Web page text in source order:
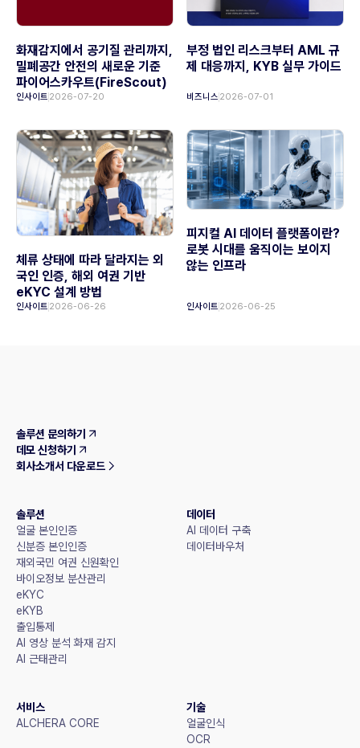
화재감지에서 공기질 관리까지,
밀폐공간 안전의 새로운 기준
파이어스카우트(FireScout)
인사이트 2026-07-20
부정 법인 리스크부터 AML 규
제 대응까지, KYB 실무 가이드
비즈니스 2026-07-01
체류 상태에 따라 달라지는 외
국인 인증, 해외 여권 기반
eKYC 설계 방법
인사이트 2026-06-26
피지컬 AI 데이터 플랫폼이란?
로봇 시대를 움직이는 보이지
않는 인프라
인사이트 2026-06-25
솔루션 문의하기
데모 신청하기
회사소개서 다운로드
솔루션
얼굴 본인인증
신분증 본인인증
재외국민 여권 신원확인
바이오정보 분산관리
eKYC
eKYB
출입통제
AI 영상 분석 화재 감지
AI 근태관리
데이터
AI 데이터 구축
데이터바우처
서비스
ALCHERA CORE
기술
얼굴인식
OCR